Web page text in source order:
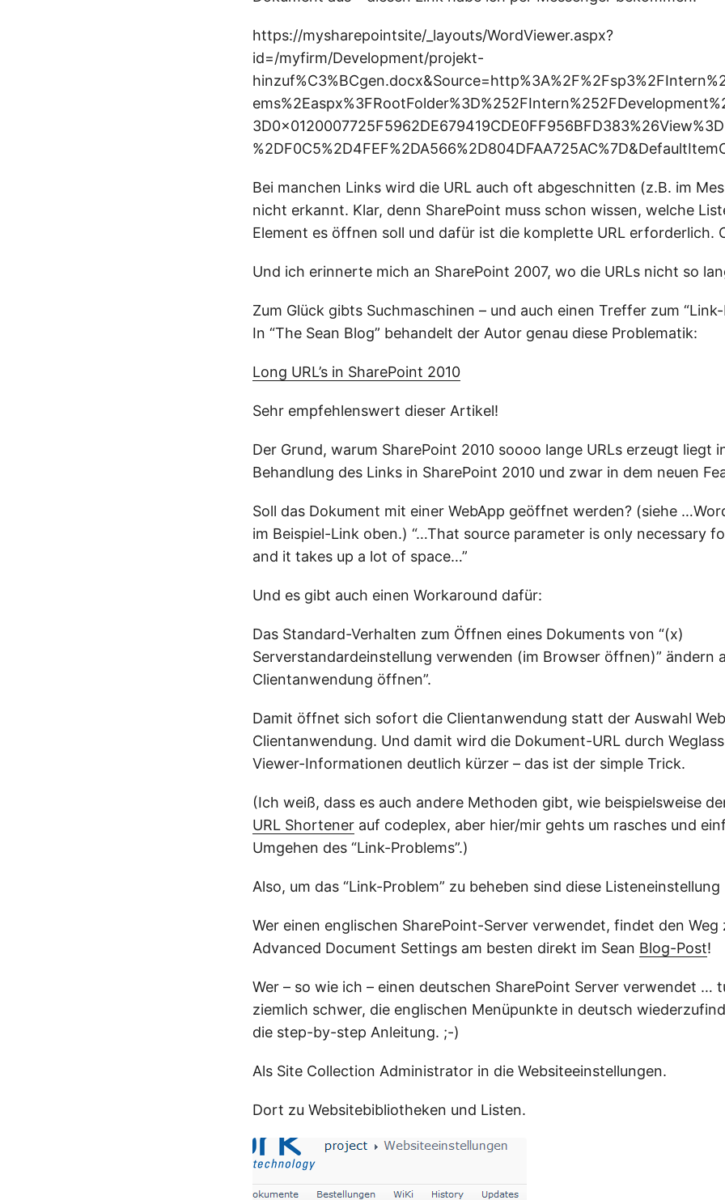
https://mysharepointsite/_layouts/WordViewer.aspx?
id=/myfirm/Development/projekt-
Bei manchen Links wird die URL auch oft abgeschnitten (z.B. im
nicht erkannt. Klar, denn SharePoint muss schon wissen, welche
Element es öffnen soll und dafür ist die komplette URL erforderlich.
Und ich erinnerte mich an SharePoint 2007, wo die URLs nicht so
Zum Glück gibts Suchmaschinen – und auch einen Treffer zum
In “The Sean Blog” behandelt der Autor genau diese Problematik:
Long URL’s in SharePoint 2010
Sehr empfehlenswert dieser Artikel!
Der Grund, warum SharePoint 2010 soooo lange URLs erzeugt liegt
Behandlung des Links in SharePoint 2010 und zwar in dem neuen
Soll das Dokument mit einer WebApp geöffnet werden? (siehe
im Beispiel-Link oben.) “…That source parameter is only necessary
and it takes up a lot of space…”
Und es gibt auch einen Workaround dafür:
Das Standard-Verhalten zum Öffnen eines Dokuments von “(x)
Serverstandardeinstellung verwenden (im Browser öffnen)” ändern
Clientanwendung öffnen”.
Damit öffnet sich sofort die Clientanwendung statt der Auswahl
Clientanwendung. Und damit wird die Dokument-URL durch
Viewer-Informationen deutlich kürzer – das ist der simple Trick.
(Ich weiß, dass es auch andere Methoden gibt, wie beispielsweise
URL Shortener auf codeplex, aber hier/mir gehts um rasches und
Umgehen des “Link-Problems”.)
Also, um das “Link-Problem” zu beheben sind diese
Wer einen englischen SharePoint-Server verwendet, findet den Weg
Advanced Document Settings am besten direkt im Sean Blog-Post!
Wer – so wie ich – einen deutschen SharePoint Server verwendet …
ziemlich schwer, die englischen Menüpunkte in deutsch
die step-by-step Anleitung. ;-)
Als Site Collection Administrator in die Websiteeinstellungen.
Dort zu Websitebibliotheken und Listen.